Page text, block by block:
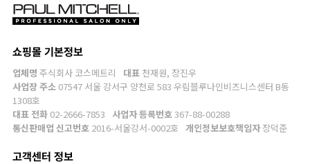
쇼핑몰 기본정보
업체명 주식회사 코스메트리 대표 천재원, 장진우
사업장 주소 07547 서울 강서구 양천로 583 우림블루나인비즈니스센터 B동
1308호
대표 전화 02-2666-7853 사업자 등록번호367-88-00288
통신판매업 신고번호 2016-서울강서-0002호 개인정보보호책임자 장덕준
고객센터 정보